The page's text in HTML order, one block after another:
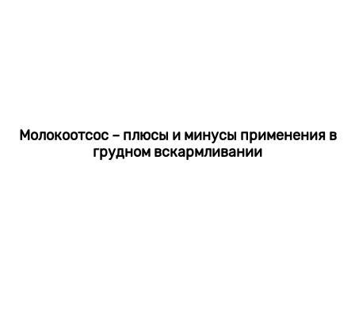
Молокоотсос – плюсы и минусы применения в
грудном вскармливании